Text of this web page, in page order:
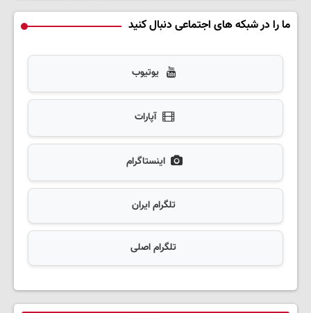
ما را در شبکه های اجتماعی دنبال کنید
یوتیوب
آپارات
اینستاگرام
تلگرام ایران
تلگرام اصلی